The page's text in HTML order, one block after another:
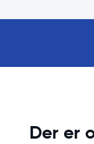
Der er